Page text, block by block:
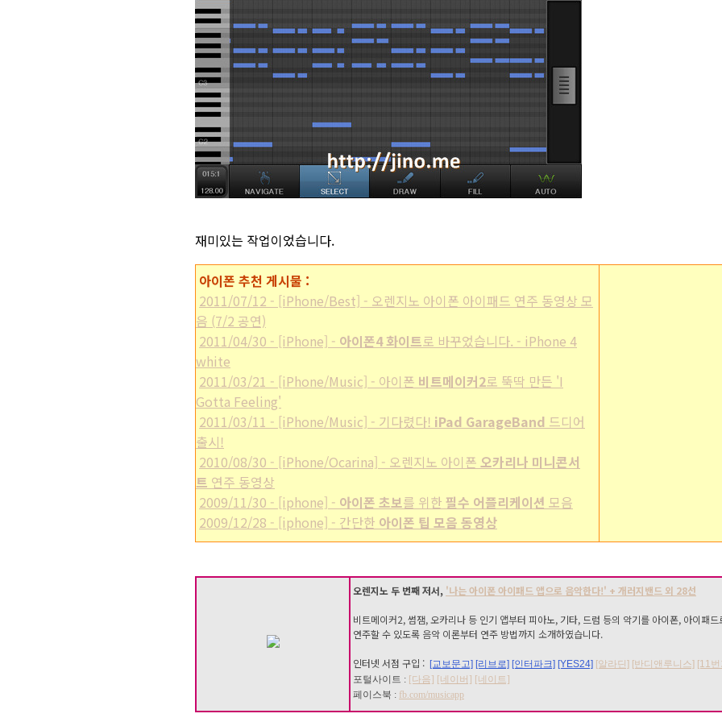
재미있는 작업이었습니다.
아이폰 추천 게시물 :
2011/07/12 - [iPhone/Best] - 오렌지노 아이폰 아이패드 연주 동영상 모
음 (7/2 공연)
2011/04/30 - [iPhone] - 아이폰4 화이트로 바꾸었습니다. - iPhone 4
white
2011/03/21 - [iPhone/Music] - 아이폰 비트메이커2로 뚝딱 만든 'I
Gotta Feeling'
2011/03/11 - [iPhone/Music] - 기다렸다! iPad GarageBand 드디어
출시!
2010/08/30 - [iPhone/Ocarina] - 오렌지노 아이폰 오카리나 미니콘서
트 연주 동영상
2009/11/30 - [iphone] - 아이폰 초보를 위한 필수 어플리케이션 모음
2009/12/28 - [iphone] - 간단한 아이폰 팁 모음 동영상
오렌지노 두 번째 저서, '나는 아이폰 아이패드 앱으로 음악한다!' + 개러지밴드 외 28선
비트메이커2, 썸잼, 오카리나 등 인기 앱부터 피아노, 기타, 드럼 등의 악기를 아이폰, 아이패드
연주할 수 있도록 음악 이론부터 연주 방법까지 소개하였습니다.
인터넷 서점 구입 : [교보문고] [리브로] [인터파크] [YES24] [알라딘] [반디앤루니스] [11
포털사이트 : [다음] [네이버] [네이트]
페이스북 : fb.com/musicapp